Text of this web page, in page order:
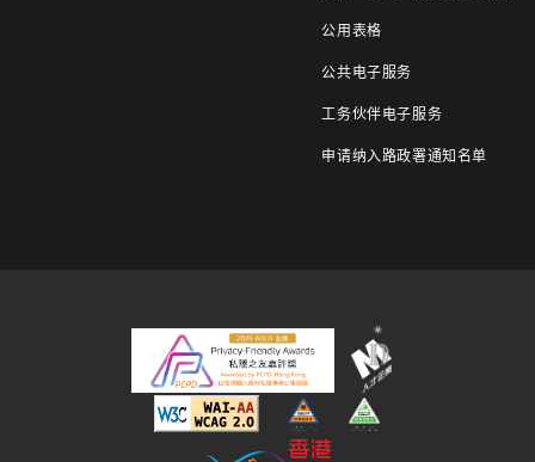
公用表格
公共电子服务
工务伙伴电子服务
申请纳入路政署通知名单